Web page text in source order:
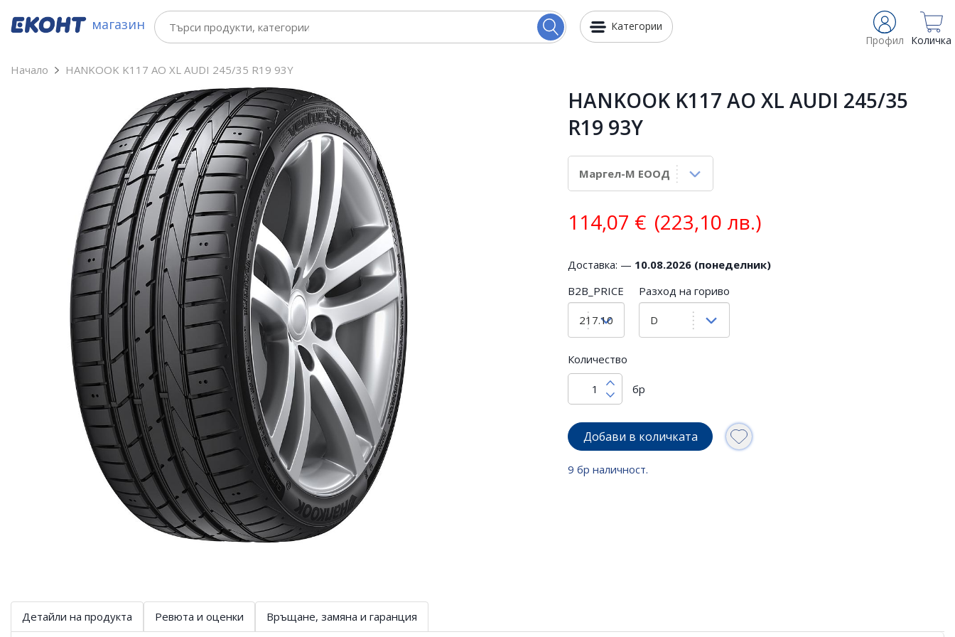
магазин
Профил Количка
Категории
Начало HANKOOK K117 AO XL AUDI 245/35 R19 93Y
HANKOOK K117 AO XL AUDI 245/35
R19 93Y
114,07 € (223,10 лв.)
Доставка: — 10.08.2026 (понеделник)
B2B_PRICE
Разход на гориво
Количество
бр
Добави в количката
9 бр наличност.
Детайли на продукта Ревюта и оценки Връщане, замяна и гаранция